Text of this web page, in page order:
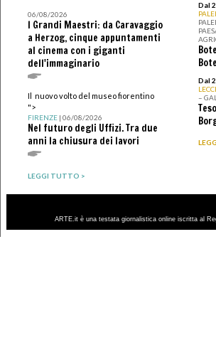
06/08/2026
I Grandi Maestri: da Caravaggio
a Herzog, cinque appuntamenti
al cinema con i giganti
dell'immaginario
Il nuovo volto del museo fiorentino
">
FIRENZE| 06/08/2026
Nel futuro degli Uffizi. Tra due
anni la chiusura dei lavori
LEGGI TUTTO >
Dal
Dal
–
ARTE.it è una testata giornalistica online iscritta al